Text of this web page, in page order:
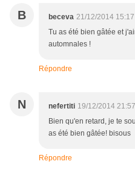
B beceva 21/12/2014 15:17
Tu as été bien gâtée et
automnales !
Répondre
N nefertiti 19/12/2014 21:57
Bien qu'en retard, je te
as été bien gâtée! bisous
Répondre